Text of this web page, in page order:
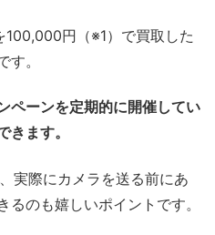
円（※1）で買取した
。
ペーンを定期的に開催してい
きます。
実際にカメラを送る前にあ
のも嬉しいポイントです。